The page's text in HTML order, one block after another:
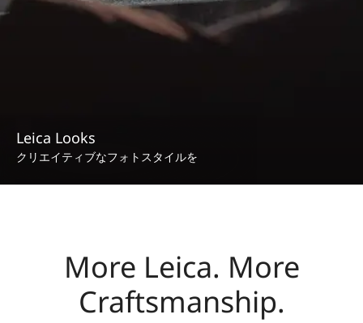
Leica Looks
クリエイティブなフォトスタイルを
More Leica. More
Craftsmanship.